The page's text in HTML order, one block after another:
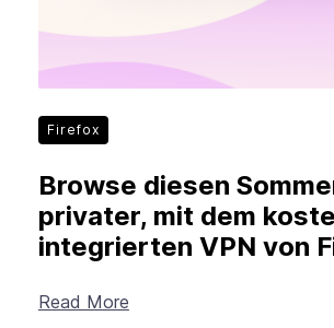
Firefox
Browse diesen
privater, mit dem
integrierten VPN von
Read More